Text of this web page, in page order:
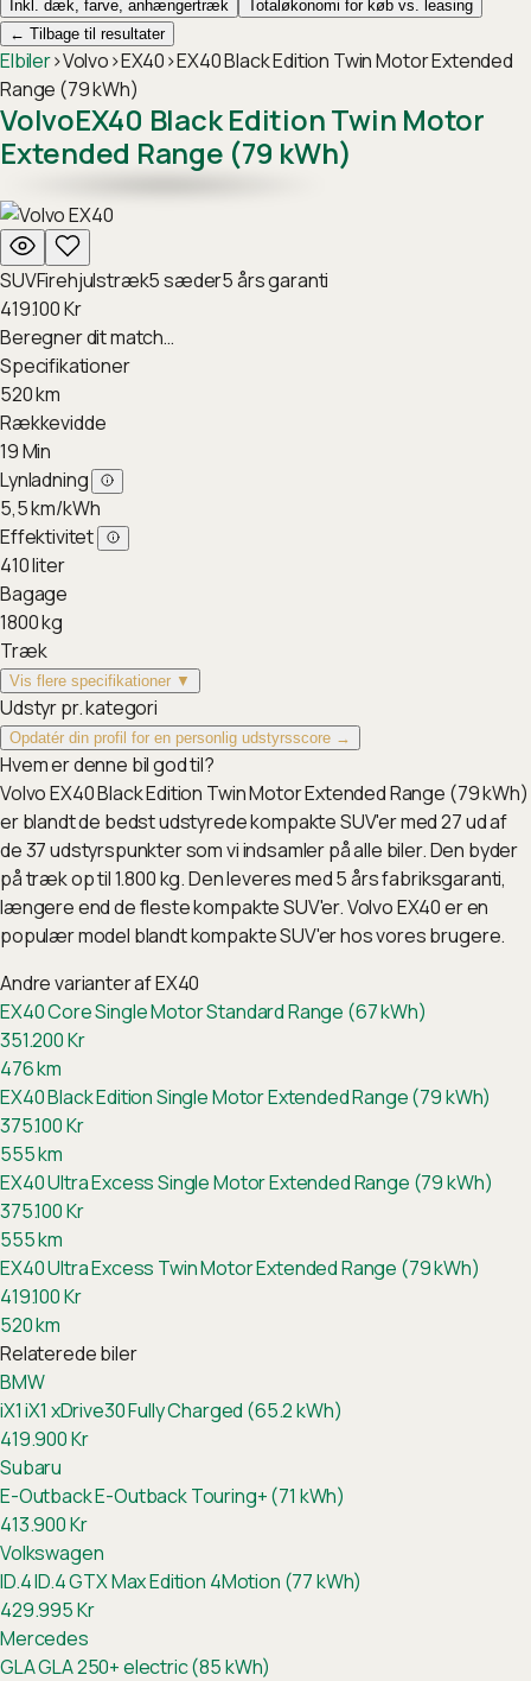
Inkl. dæk, farve, anhængertræk
Totaløkonomi for køb vs. leasing
← Tilbage til resultater
Elbiler›Volvo›EX40›EX40 Black Edition Twin Motor Extended
Range (79 kWh)
VolvoEX40 Black Edition Twin Motor
Extended Range (79 kWh)
SUVFirehjulstræk5sæder5års garanti
419.100Kr
Beregner dit match…
Specifikationer
520km
Rækkevidde
19Min
Lynladning
5,5km/kWh
Effektivitet
410liter
Bagage
1800kg
Træk
Vis flere specifikationer ▼
Udstyr pr. kategori
Opdatér din profil for en personlig udstyrsscore →
Hvem er denne bil god til?
Volvo EX40 Black Edition Twin Motor Extended Range (79 kWh)
er blandt de bedst udstyrede kompakte SUV'er med 27 ud af
de 37 udstyrspunkter som vi indsamler på alle biler. Den byder
på træk op til 1.800 kg. Den leveres med 5 års fabriksgaranti,
længere end de fleste kompakte SUV'er. Volvo EX40 er en
populær model blandt kompakte SUV'er hos vores brugere.
Andre varianter afEX40
EX40 Core Single Motor Standard Range (67 kWh)
351.200Kr
476km
EX40 Black Edition Single Motor Extended Range (79 kWh)
375.100Kr
555km
EX40 Ultra Excess Single Motor Extended Range (79 kWh)
375.100Kr
555km
EX40 Ultra Excess Twin Motor Extended Range (79 kWh)
419.100Kr
520km
Relaterede biler
BMW
iX1iX1 xDrive30 Fully Charged (65.2 kWh)
419.900Kr
Subaru
E-OutbackE-Outback Touring+ (71 kWh)
413.900Kr
Volkswagen
ID.4ID.4 GTX Max Edition 4Motion (77 kWh)
429.995Kr
Mercedes
GLAGLA 250+ electric (85 kWh)